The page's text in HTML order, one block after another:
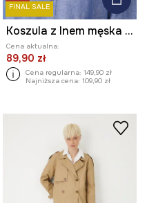
FINAL SALE
Koszula z lnem męska z kołnierzykiem button-down kolor niebieski
Cena aktualna:
89,90 zł
Cena regularna: 149,90 zł
Najniższa cena: 109,90 zł